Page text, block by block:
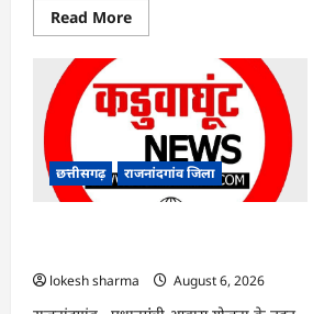
Read MoreRead
more
7
दिन
और
थमी
रहेगी
बारिश,
नए
सिस्टम
उमस
बढ़ी…
छत्तीसगढ़ राजनांदगांव जिला
lokesh sharma
August 6, 2026